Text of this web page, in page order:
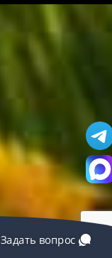
Задать вопрос